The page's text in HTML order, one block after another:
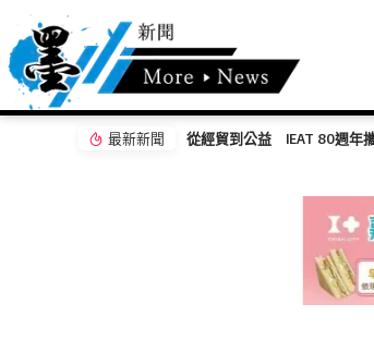
最新新聞 無感量測黑科技登場 岡山醫